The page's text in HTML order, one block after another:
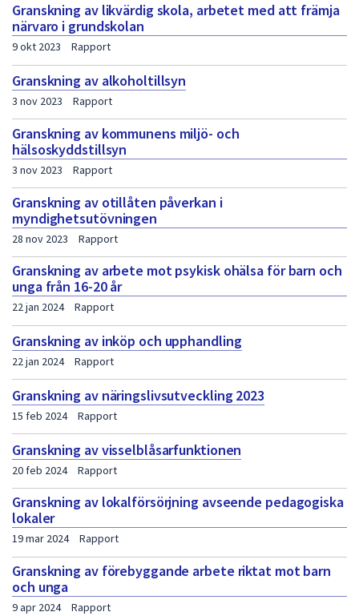
Granskning av likvärdig skola, arbetet med att främja
närvaro i grundskolan
9 okt 2023 Rapport
Granskning av alkoholtillsyn
3 nov 2023 Rapport
Granskning av kommunens miljö- och
hälsoskyddstillsyn
3 nov 2023 Rapport
Granskning av otillåten påverkan i
myndighetsutövningen
28 nov 2023 Rapport
Granskning av arbete mot psykisk ohälsa för barn och
unga från 16-20 år
22 jan 2024 Rapport
Granskning av inköp och upphandling
22 jan 2024 Rapport
Granskning av näringslivsutveckling 2023
15 feb 2024 Rapport
Granskning av visselblåsarfunktionen
20 feb 2024 Rapport
Granskning av lokalförsörjning avseende pedagogiska
lokaler
19 mar 2024 Rapport
Granskning av förebyggande arbete riktat mot barn
och unga
9 apr 2024 Rapport